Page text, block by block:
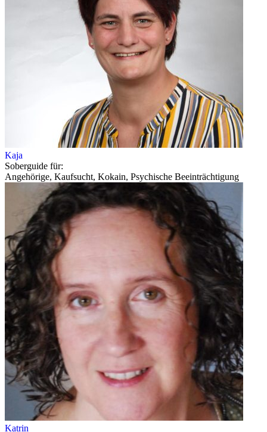
Kaja
Soberguide für:
Angehörige, Kaufsucht, Kokain, Psychische Beeinträchtigung
Katrin